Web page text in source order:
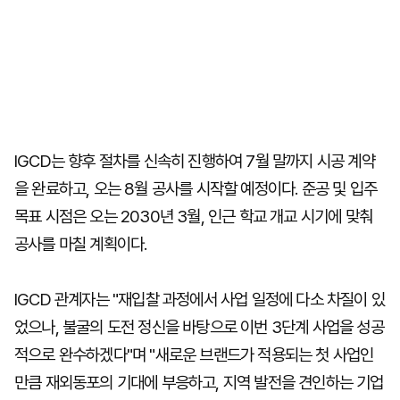
IGCD는 향후 절차를 신속히 진행하여 7월 말까지 시공 계약
을 완료하고, 오는 8월 공사를 시작할 예정이다. 준공 및 입주
목표 시점은 오는 2030년 3월, 인근 학교 개교 시기에 맞춰
공사를 마칠 계획이다.
IGCD 관계자는 "재입찰 과정에서 사업 일정에 다소 차질이 있
었으나, 불굴의 도전 정신을 바탕으로 이번 3단계 사업을 성공
적으로 완수하겠다"며 "새로운 브랜드가 적용되는 첫 사업인
만큼 재외동포의 기대에 부응하고, 지역 발전을 견인하는 기업